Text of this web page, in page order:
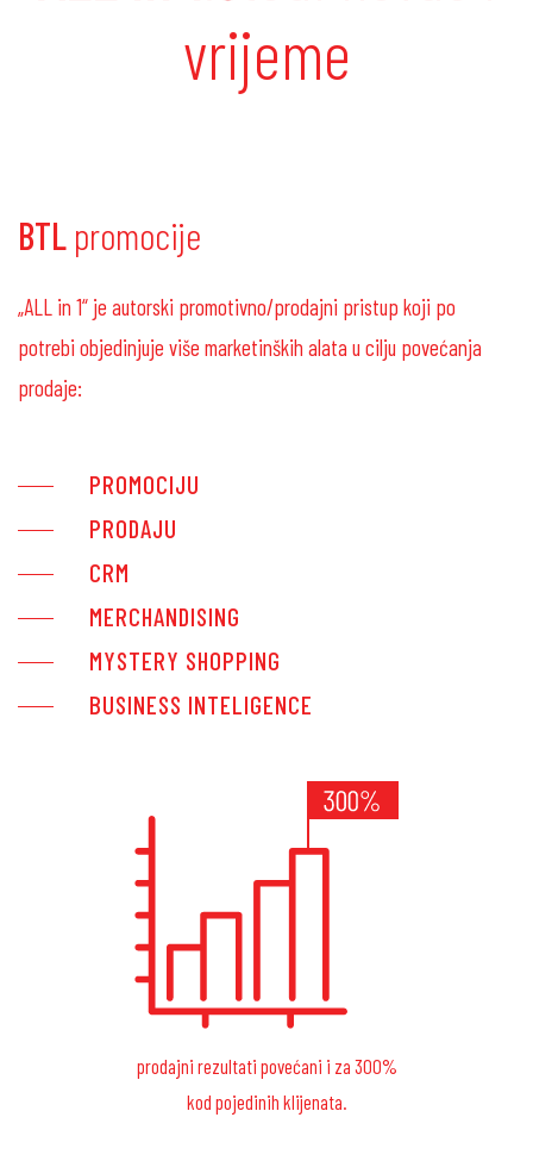
vrijeme
BTL promocije
„ALL in 1“ je autorski promotivno/prodajni pristup koji po
potrebi objedinjuje više marketinških alata u cilju povećanja
prodaje:
PROMOCIJU
PRODAJU
CRM
MERCHANDISING
MYSTERY SHOPPING
BUSINESS INTELIGENCE
prodajni rezultati povećani i za 300%
kod pojedinih klijenata.